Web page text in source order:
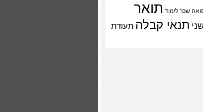
שכר לימוד תואר
תנאי קבלה תעודת